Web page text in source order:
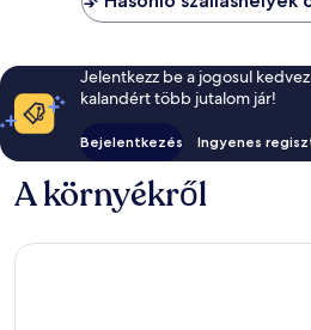
Jelentkezz be a jogosul
kalandért több jutalom jár!
Bejelentkezés Ingyenes
A környékről